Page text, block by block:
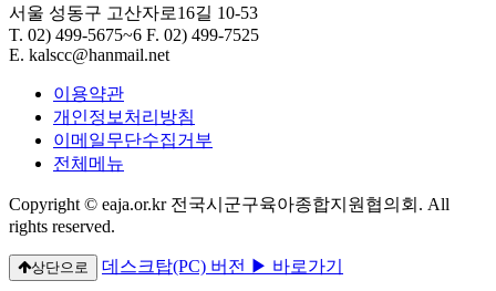
서울 성동구 고산자로16길 10-53
T. 02) 499-5675~6 F. 02) 499-7525
E. kalscc@hanmail.net
이용약관
개인정보처리방침
이메일무단수집거부
전체메뉴
Copyright © eaja.or.kr 전국시군구육아종합지원협의회. All
rights reserved.
상단으로 데스크탑(PC) 버전 ▶ 바로가기